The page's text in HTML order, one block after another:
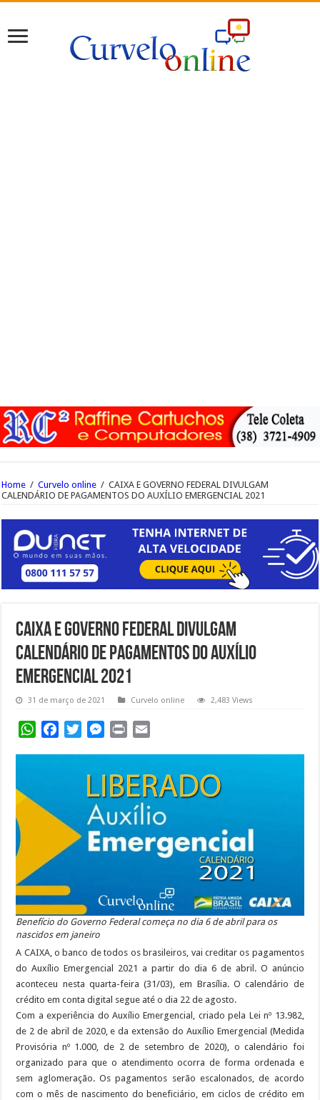
Home / Curvelo online / CAIXA E GOVERNO FEDERAL DIVULGAM
CALENDÁRIO DE PAGAMENTOS DO AUXÍLIO EMERGENCIAL 2021
CAIXA E GOVERNO FEDERAL DIVULGAM
CALENDÁRIO DE PAGAMENTOS DO AUXÍLIO
EMERGENCIAL 2021
31 de março de 2021 Curvelo online 2,483 Views
WhatsAppFacebookTwitterMessenger
Print
Benefício do Governo Federal começa no dia 6 de abril para os
nascidos em janeiro
A CAIXA, o banco de todos os brasileiros, vai creditar os pagamentos
do Auxílio Emergencial 2021 a partir do dia 6 de abril. O anúncio
aconteceu nesta quarta-feira (31/03), em Brasília. O calendário de
crédito em conta digital segue até o dia 22 de agosto.
Com a experiência do Auxílio Emergencial, criado pela Lei nº 13.982,
de 2 de abril de 2020, e da extensão do Auxílio Emergencial (Medida
Provisória nº 1.000, de 2 de setembro de 2020), o calendário foi
organizado para que o atendimento ocorra de forma ordenada e
sem aglomeração. Os pagamentos serão escalonados, de acordo
com o mês de nascimento do beneficiário, em ciclos de crédito em